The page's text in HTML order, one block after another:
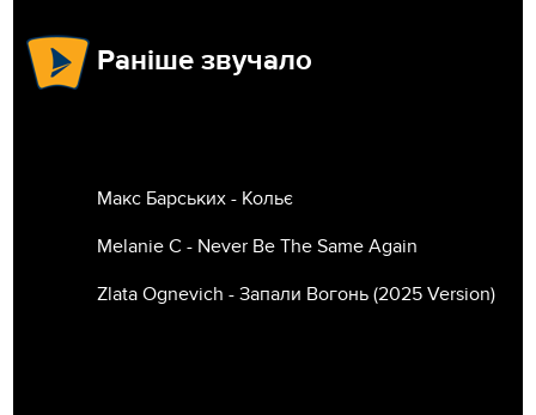
Раніше звучало
Макс Барських - Кольє
Melanie C - Never Be The Same Again
Zlata Ognevich - Запали Вогонь (2025 Version)